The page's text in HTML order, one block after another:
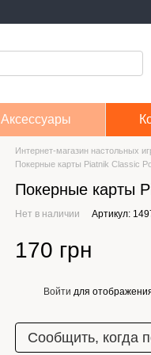
Аксессуары
Интернет-магазин настольных
Покерные карты Piatnik Classic
Покерные карты
Нет в наличии Артикул:
170 грн
Войти для
Сообщить, когда